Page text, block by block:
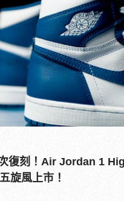
復刻！Air Jordan 1
旋風上市！